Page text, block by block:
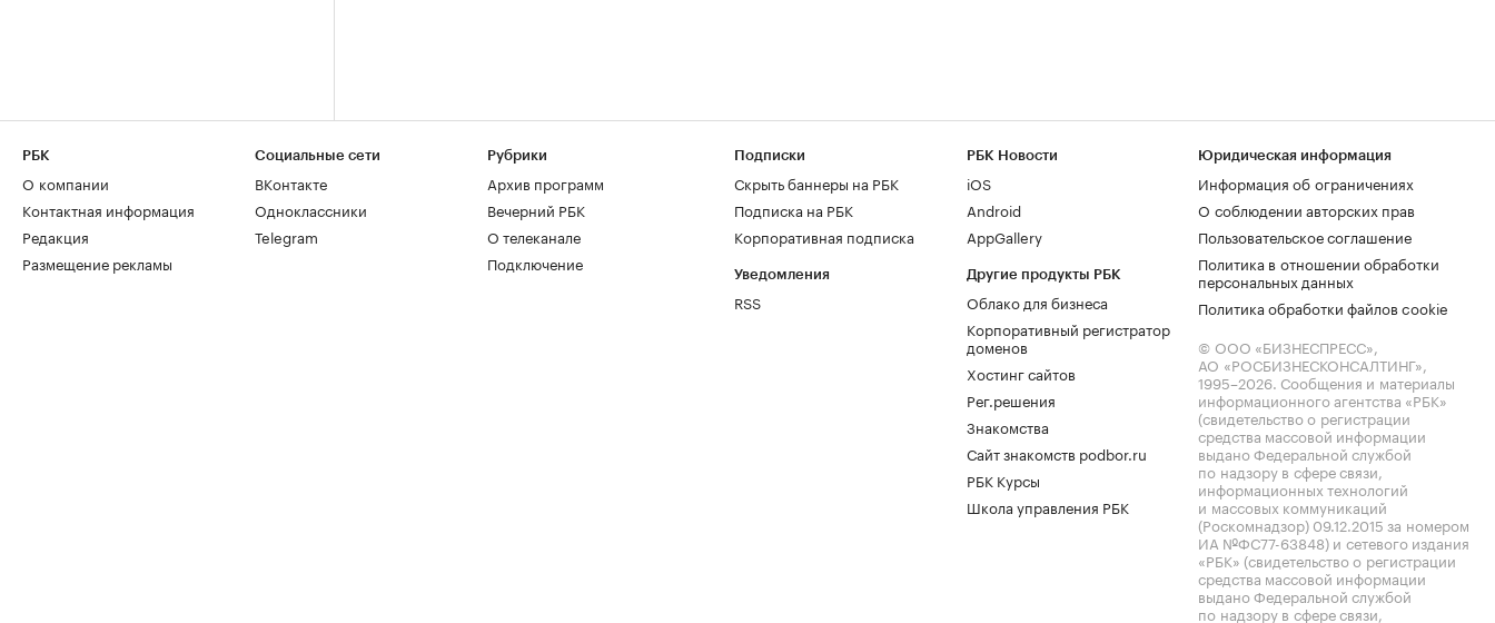
РБК
О компании
Контактная информация
Редакция
Размещение рекламы
Социальные сети
ВКонтакте
Одноклассники
Telegram
Рубрики
Архив программ
Вечерний РБК
О телеканале
Подключение
Подписки
Скрыть баннеры на РБК
Подписка на РБК
Корпоративная подписка
Уведомления
RSS
РБК Новости
iOS
Android
AppGallery
Другие продукты РБК
Облако для бизнеса
Корпоративный регистратор
доменов
Хостинг сайтов
Рег.решения
Знакомства
Сайт знакомств podbor.ru
РБК Курсы
Школа управления РБК
Юридическая информация
Информация об ограничениях
О соблюдении авторских прав
Пользовательское соглашение
Политика в отношении обработки
персональных данных
Политика обработки файлов cookie
© ООО «БИЗНЕСПРЕСС»,
АО «РОСБИЗНЕСКОНСАЛТИНГ»,
1995–2026. Сообщения и материалы
информационного агентства «РБК»
(свидетельство о регистрации
средства массовой информации
выдано Федеральной службой
по надзору в сфере связи,
информационных технологий
и массовых коммуникаций
(Роскомнадзор) 09.12.2015 за номером
ИА №ФС77-63848) и сетевого издания
«РБК» (свидетельство о регистрации
средства массовой информации
выдано Федеральной службой
по надзору в сфере связи,